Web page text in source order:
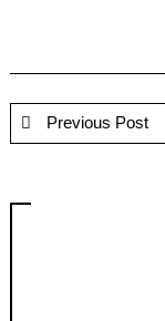
Previous Post